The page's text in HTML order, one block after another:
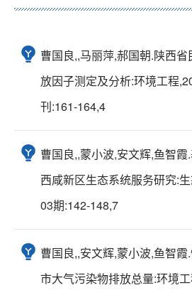
曹国良,,马丽萍,郝国朝.陕西
放因子测定及分析:环境工程
刊:161-164,4
曹国良,,蒙小波,安文辉,鱼智
西咸新区生态系统服务研究:
03期:142-148,7
曹国良,,安文辉,蒙小波,鱼智
市大气污染物排放总量:环境